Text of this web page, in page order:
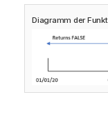
r
m
a
i
Diagramm der